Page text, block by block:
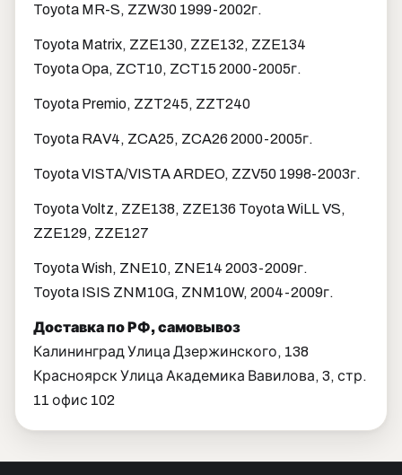
Toyota MR-S, ZZW30 1999-2002г.
Toyota Matrix, ZZE130, ZZE132, ZZE134
Toyota Opa, ZCT10, ZCT15 2000-2005г.
Toyota Premio, ZZT245, ZZT240
Toyota RAV4, ZCA25, ZCA26 2000-2005г.
Toyota VISTA/VISTA ARDEO, ZZV50 1998-2003г.
Toyota Voltz, ZZE138, ZZE136 Toyota WiLL VS,
ZZE129, ZZE127
Toyota Wish, ZNE10, ZNE14 2003-2009г.
Toyota ISIS ZNM10G, ZNM10W, 2004-2009г.
Доставка по РФ, самовывоз
Калининград Улица Дзержинского, 138
Красноярск Улица Академика Вавилова, 3, стр.
11 офис 102